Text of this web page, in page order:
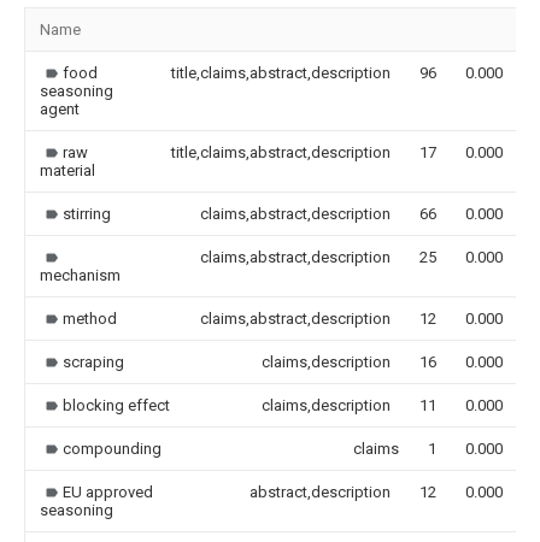
Name
food
seasoning
agent
title,claims,abstract,description 96 0.000
raw
material
title,claims,abstract,description 17 0.000
stirring claims,abstract,description 66 0.000
mechanism
claims,abstract,description 25 0.000
method claims,abstract,description 12 0.000
scraping claims,description 16 0.000
blocking effect claims,description 11 0.000
compounding claims 1 0.000
EU approved
seasoning
abstract,description 12 0.000